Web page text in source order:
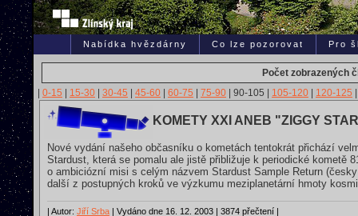
Nabídka hvězdárny Co lze pozorovat Pro
Počet zobrazených
0-15 15-30 30-45 45-60 60-75 75-90 90-105 105-120 120-125
KOMETY XXI ANEB "ZIGGY
Nové vydání našeho občasníku o kometách tentokrát přichází
Stardust, která se pomalu ale jistě přibližuje k periodické kometě
o ambiciózní misi s celým názvem Stardust Sample Return
další z postupných kroků ve výzkumu meziplanetární hmoty
| Autor: Jiří Srba | Vydáno dne 16. 12. 2003 | 3874 přečtení |